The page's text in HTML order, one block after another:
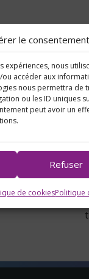
le
expériences, nous
accéder aux
nous permettra de
ou les ID uniques
peut avoir un
Refuser
de cookiesPolitique